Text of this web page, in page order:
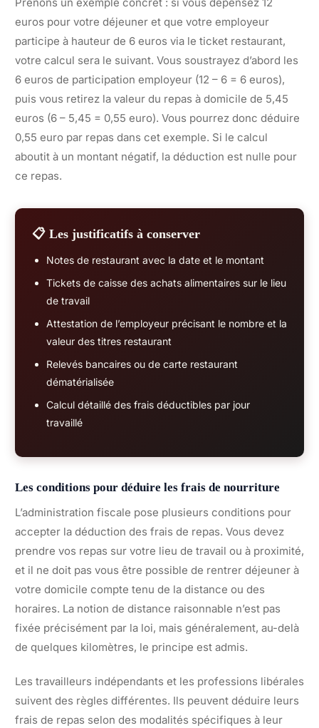
euros pour votre déjeuner et que votre employeur
participe à hauteur de 6 euros via le ticket restaurant,
votre calcul sera le suivant. Vous soustrayez d’abord les
6 euros de participation employeur (12 – 6 = 6 euros),
puis vous retirez la valeur du repas à domicile de 5,45
euros (6 – 5,45 = 0,55 euro). Vous pourrez donc déduire
0,55 euro par repas dans cet exemple. Si le calcul
aboutit à un montant négatif, la déduction est nulle pour
ce repas.
📋 Les justificatifs à conserver
Notes de restaurant avec la date et le montant
Tickets de caisse des achats alimentaires sur le lieu
de travail
Attestation de l’employeur précisant le nombre et la
valeur des titres restaurant
Relevés bancaires ou de carte restaurant
dématérialisée
Calcul détaillé des frais déductibles par jour
travaillé
Les conditions pour déduire les frais de nourriture
L’administration fiscale pose plusieurs conditions pour
accepter la déduction des frais de repas. Vous devez
prendre vos repas sur votre lieu de travail ou à proximité,
et il ne doit pas vous être possible de rentrer déjeuner à
votre domicile compte tenu de la distance ou des
horaires. La notion de distance raisonnable n’est pas
fixée précisément par la loi, mais généralement, au-delà
de quelques kilomètres, le principe est admis.
Les travailleurs indépendants et les professions libérales
suivent des règles différentes. Ils peuvent déduire leurs
frais de repas selon des modalités spécifiques à leur